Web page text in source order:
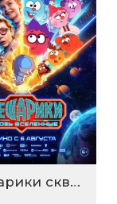
Смешарики сквозь вселенные